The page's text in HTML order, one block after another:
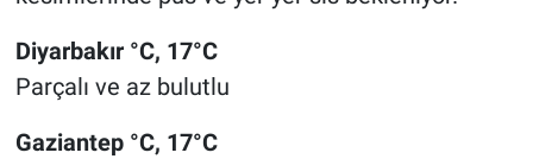
Diyarbakır °C, 17°C
Parçalı ve az bulutlu
Gaziantep °C, 17°C